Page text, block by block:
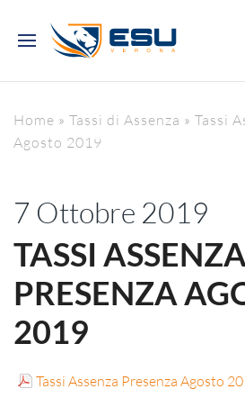
Home » Tassi di Assenza » Tassi
Agosto 2019
7 Ottobre 2019
TASSI ASSENZA
PRESENZA
2019
Tassi Assenza Presenza Agosto